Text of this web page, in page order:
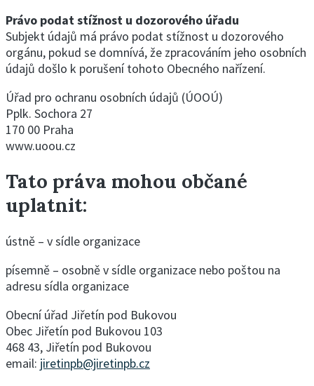
Právo podat stížnost u dozorového úřadu
Subjekt údajů má právo podat stížnost u dozorového
orgánu, pokud se domnívá, že zpracováním jeho osobních
údajů došlo k porušení tohoto Obecného nařízení.
Úřad pro ochranu osobních údajů (ÚOOÚ)
Pplk. Sochora 27
170 00 Praha
www.uoou.cz
Tato práva mohou občané
uplatnit:
ústně – v sídle organizace
písemně – osobně v sídle organizace nebo poštou na
adresu sídla organizace
Obecní úřad Jiřetín pod Bukovou
Obec Jiřetín pod Bukovou 103
468 43, Jiřetín pod Bukovou
email: jiretinpb@jiretinpb.cz